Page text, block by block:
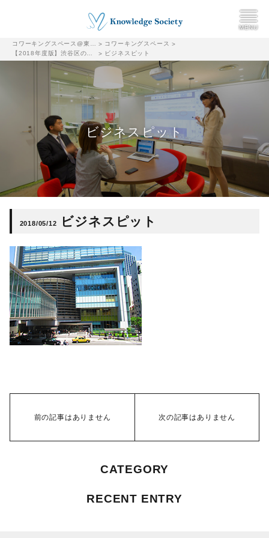
コワーキングスペース@東京都千代田区|ナレッジソサエティ > コワーキングスペース >
【2018年度版】渋谷区のおすすめコワーキングスペースまとめ
> ビジネスピット
ビジネスピット
2018/05/12 ビジネスピット
前の記事はありません 次の記事はありません
CATEGORY
RECENT ENTRY